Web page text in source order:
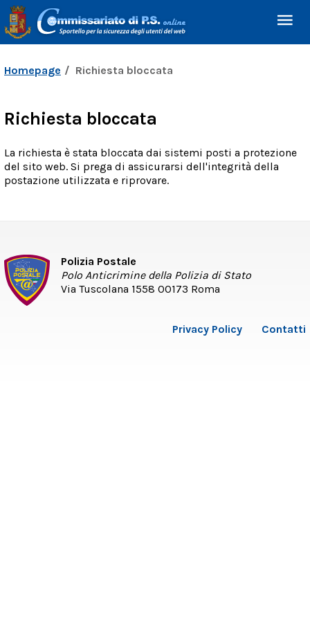
Homepage Richiesta bloccata
Richiesta bloccata
La richiesta è stata bloccata dai sistemi posti a protezione
del sito web. Si prega di assicurarsi dell'integrità della
postazione utilizzata e riprovare.
Polizia Postale
Polo Anticrimine della Polizia di Stato
Via Tuscolana 1558 00173 Roma
Privacy Policy Contatti